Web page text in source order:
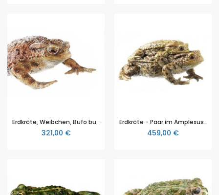
Erdkröte, Weibchen, Bufo bufo, von SOMSO® (ZoS 1013), in natürlicher Größe, aus SOMSO-Plast®
321,00 €
Erdkröte - Paar im Amplexus, Bufo bufo, von SOMSO® (ZoS 1013/2), in natürlicher Größe, aus SOMSO-Plast®
459,00 €